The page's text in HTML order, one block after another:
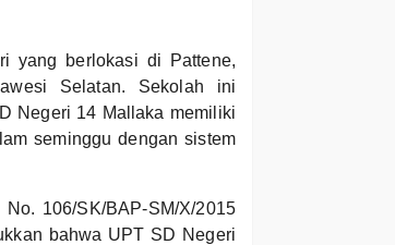
yang berlokasi di Pattene,
Selatan. Sekolah ini
Negeri 14 Mallaka memiliki
seminggu dengan sistem
No. 106/SK/BAP-SM/X/2015
bahwa UPT SD Negeri